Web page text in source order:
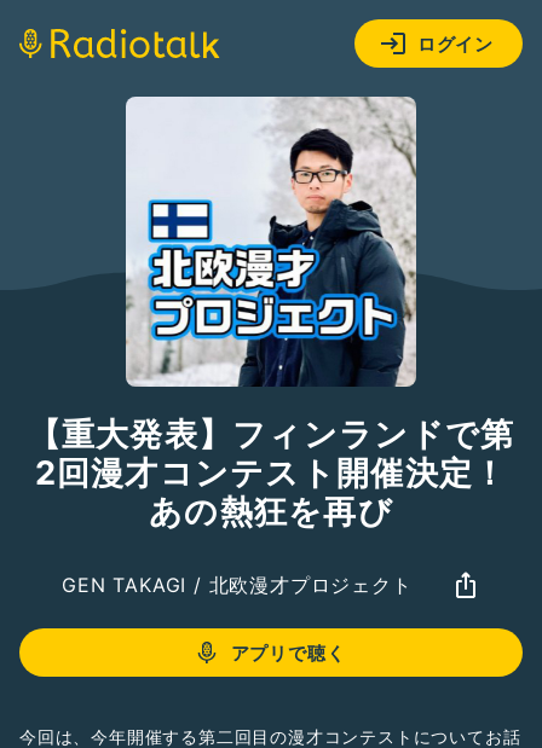
ログイン
【重大発表】フィンランドで第
2回漫才コンテスト開催決定！
あの熱狂を再び
GEN TAKAGI / 北欧漫才プロジェクト
アプリで聴く
今回は、今年開催する第二回目の漫才コンテストについてお話